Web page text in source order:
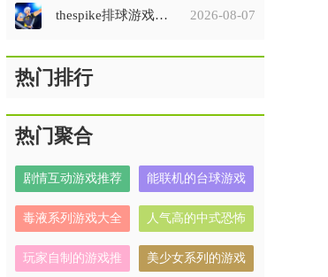
thespike排球游戏手机版(排球故事) 2026-08-07
热门排行
热门聚合
剧情互动游戏推荐 能联机的台球游戏
毒液系列游戏大全
人气高的中式恐怖
解谜游戏有哪些
玩家自制的游戏推
美少女系列的游戏